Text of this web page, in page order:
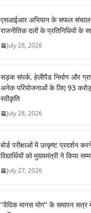
एसआईआर अभियान के सफल
राजनीतिक दलों के प्रतिनिधियों के
July 28, 2026
सड़क संपर्क, हेलीपैड निर्माण और
अनेक परियोजनाओं के लिए 93 करोड़
स्वीकृति
July 28, 2026
बोर्ड परीक्षाओं में उत्कृष्ट प्रदर्शन
विद्यार्थियों को मुख्यमंत्री ने किया
July 27, 2026
‘‘वैदिक मानस योग’’ के समापन सत्र